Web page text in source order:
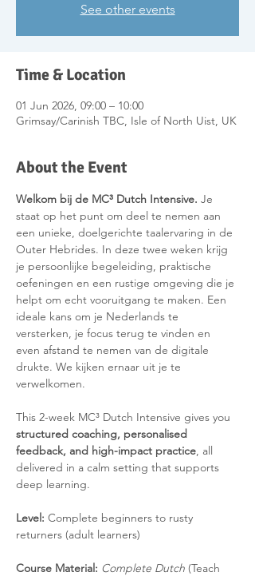
See other events
Time & Location
01 Jun 2026, 09:00 – 10:00
Grimsay/Carinish TBC, Isle of North Uist, UK
About the Event
Welkom bij de MC³ Dutch Intensive. Je
staat op het punt om deel te nemen aan
een unieke, doelgerichte taalervaring in de
Outer Hebrides. In deze twee weken krijg
je persoonlijke begeleiding, praktische
oefeningen en een rustige omgeving die je
helpt om echt vooruitgang te maken. Een
ideale kans om je Nederlands te
versterken, je focus terug te vinden en
even afstand te nemen van de digitale
drukte. We kijken ernaar uit je te
verwelkomen.
This 2-week MC³ Dutch Intensive gives you
structured coaching, personalised
feedback, and high-impact practice, all
delivered in a calm setting that supports
deep learning.
Level: Complete beginners to rusty
returners (adult learners)
Course Material: Complete Dutch (Teach